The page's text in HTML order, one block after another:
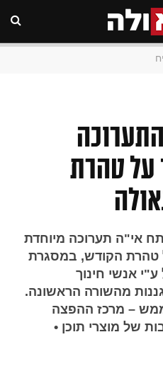
על טהרת
אי"ה תערוכה מיוחדת
טהרת הקודש, במסגרת
אנשי חינוך
מהשורה הראשונה.
– מרכז ההפצה
של מוצרי תוכן •